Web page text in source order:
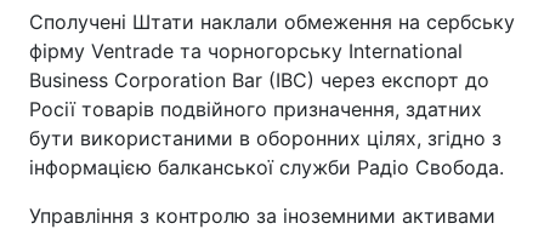
Сполучені Штати наклали обмеження на сербську
фірму Ventrade та чорногорську International
Business Corporation Bar (IBC) через експорт до
Росії товарів подвійного призначення, здатних
бути використаними в оборонних цілях, згідно з
інформацією балканської служби Радіо Свобода.
Управління з контролю за іноземними активами